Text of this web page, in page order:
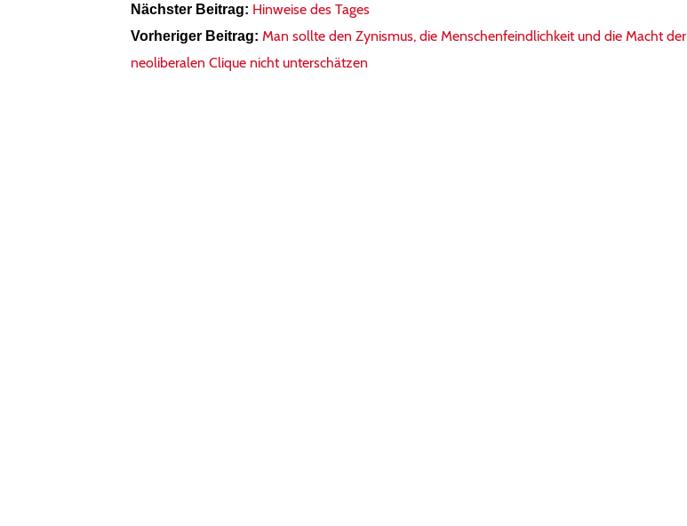
Nächster Beitrag: Hinweise des Tages
Vorheriger Beitrag: Man sollte den Zynismus, die Menschenfeindlichkeit und die Macht der
neoliberalen Clique nicht unterschätzen